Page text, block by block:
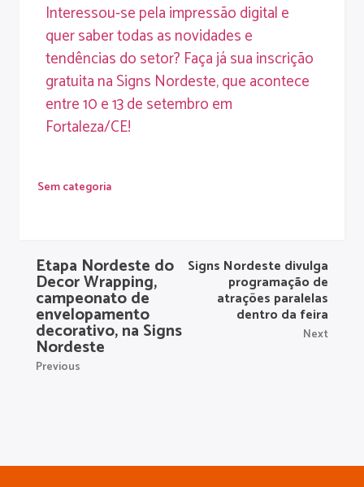
Interessou-se pela impressão digital e
quer saber todas as novidades e
tendências do setor? Faça já sua inscrição
gratuita na Signs Nordeste, que acontece
entre 10 e 13 de setembro em
Fortaleza/CE!
Sem categoria
Etapa Nordeste do
Decor Wrapping,
campeonato de
envelopamento
decorativo, na Signs
Nordeste
Previous
Signs Nordeste divulga
programação de
atrações paralelas
dentro da feira
Next